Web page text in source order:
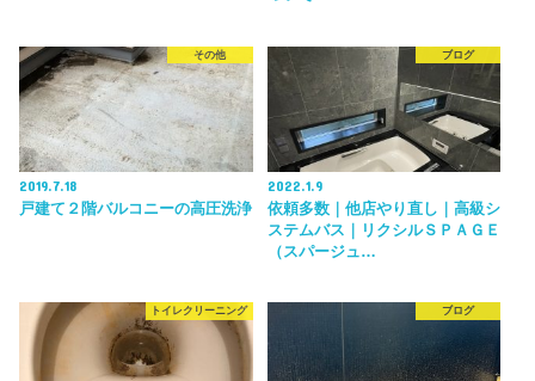
その他
2019.7.18
戸建て２階バルコニーの高圧洗浄
ブログ
2022.1.9
依頼多数｜他店やり直し｜高級シ
ステムバス｜リクシルＳＰＡＧＥ
（スパージュ…
トイレクリーニング ブログ